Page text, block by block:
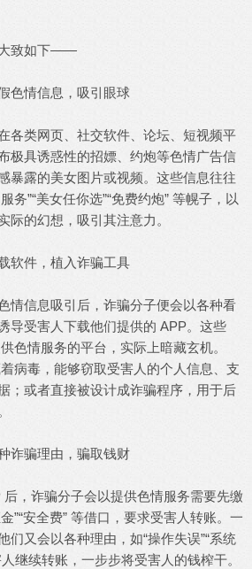
大致如下——
色情信息，吸引眼球
各类网页、社交软件、论坛、短视频平
极具诱惑性的招嫖、约炮等色情广告信
暴露的美女图片或视频。这些信息往往
务”“美女任你选”“免费约炮” 等幌子，以
际的幻想，吸引其注意力。
软件，植入诈骗工具
情信息吸引后，诈骗分子便会以各种看
导受害人下载他们提供的 APP。这些
色情服务的平台，实际上暗藏玄机。
病毒，能够窃取受害人的个人信息、支
；或者直接被设计成诈骗程序，用于后
诈骗理由，骗取钱财
后，诈骗分子会以提供色情服务需要先缴
”“安全费” 等借口，要求受害人转账。一
们又会以各种理由，如“操作失误”“系统
继续转账，一步步将受害人的钱榨干。